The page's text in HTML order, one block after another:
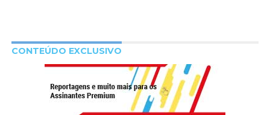
CONTEÚDO EXCLUSIVO